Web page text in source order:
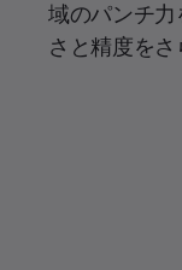
域のパンチ
さと精度をさ